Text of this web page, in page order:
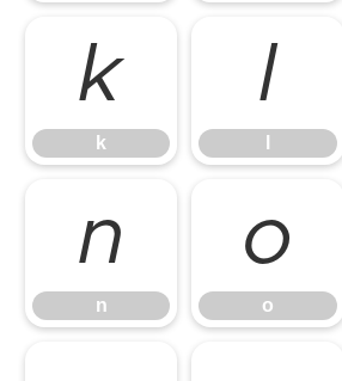
k
k
l
n
n
o
o